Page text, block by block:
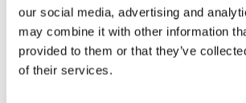
our social media, advertising and
may combine it with other information
provided to them or that they’ve
of their services.
最新视频